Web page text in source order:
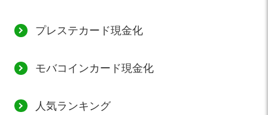
プレステカード現金化
モバコインカード現金化
人気ランキング